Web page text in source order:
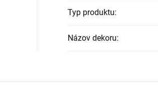
Typ produktu:
Názov dekoru: